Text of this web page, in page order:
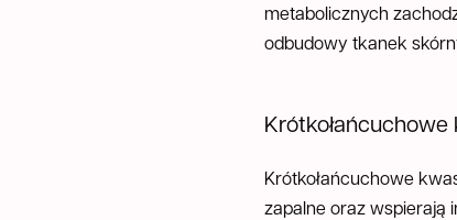
metabolicznych
odbudowy tkanek
Krótkołańcuchowe
zapalne oraz wspierają